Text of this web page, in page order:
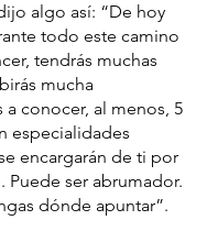
algo así: “De hoy
todo este camino
tendrás muchas
mucha
a conocer, al menos, 5
especialidades
encargarán de ti por
Puede ser abrumador.
dónde apuntar”.